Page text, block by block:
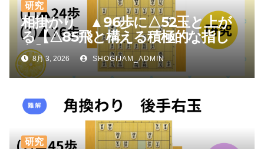
研究
相掛かり ▲96歩に△52玉と上が
る【△85飛と構える積極的な指し
方】
8月 3, 2026 SHOGIJAM_ADMIN
研究